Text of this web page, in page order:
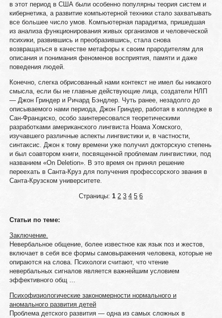
в этот период в США были особенно популярны теория систем и
кибернетика, а развитие компьютерной техники стало захватывать
все большее число умов. Компьютерная парадигма, пришедшая
из анализа функционирования живых организмов и человеческой
психики, развившись и преобразившись, стала снова
возвращаться в качестве метафоры к своим прародителям для
описания и понимания феноменов восприятия, памяти и даже
поведения людей.
Конечно, слегка обрисованный нами контекст не имел бы никакого
смысла, если бы не главные действующие лица, создатели НЛП
— Джон Гриндер и Ричард Бэндлер. Чуть ранее, незадолго до
описываемого нами периода, Джон Гриндер, работая в колледже в
Сан-Франциско, особо заинтересовался теоретическими
разработками американского лингвиста Ноама Хомского,
изучавшего различные аспекты лингвистики и, в частности,
синтаксис. Джон к тому времени уже получил докторскую степень
и был соавтором книги, посвященной проблемам лингвистики, под
названием «On Deletion». В это время он принял решение
переехать в Санта-Круз для получения профессорского звания в
Санта-Крузском университете.
Страницы:1 2 3 4 5 6
Статьи по теме:
Заключение.
Невербальное общение, более известное как язык поз и жестов,
включает в себя все формы самовыражения человека, которые не
опираются на слова. Психологи считают, что чтение
невербальных сигналов является важнейшим условием
эффективного общ ...
Психофизиологические закономерности нормального и
аномального развития детей
Проблема детского развития — одна из самых сложных в